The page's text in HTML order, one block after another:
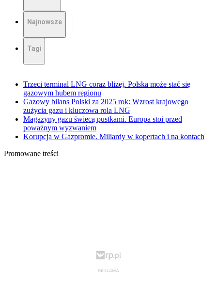
Najnowsze
Tagi
Trzeci terminal LNG coraz bliżej. Polska może stać się
gazowym hubem regionu
Gazowy bilans Polski za 2025 rok: Wzrost krajowego
zużycia gazu i kluczowa rola LNG
Magazyny gazu świecą pustkami. Europa stoi przed
poważnym wyzwaniem
Korupcja w Gazpromie. Miliardy w kopertach i na kontach
Promowane treści